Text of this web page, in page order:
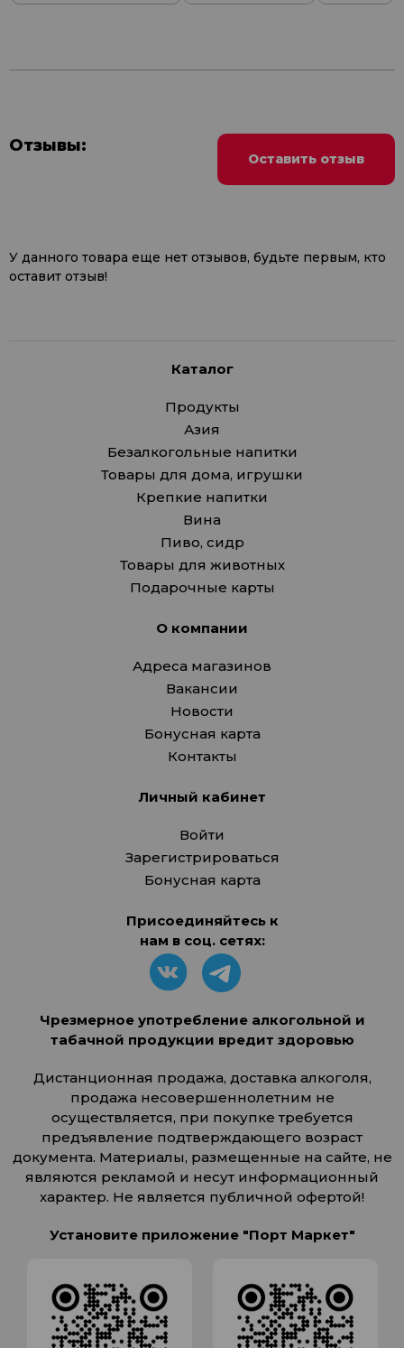
Отзывы:
Оставить отзыв
У данного товара еще нет отзывов, будьте первым, кто
оставит отзыв!
Каталог
Продукты
Азия
Безалкогольные напитки
Товары для дома, игрушки
Крепкие напитки
Вина
Пиво, сидр
Товары для животных
Подарочные карты
О компании
Адреса магазинов
Вакансии
Новости
Бонусная карта
Контакты
Личный кабинет
Войти
Зарегистрироваться
Бонусная карта
Присоединяйтесь к
нам в соц. сетях:
Чрезмерное употребление алкогольной и
табачной продукции вредит здоровью
Дистанционная продажа, доставка алкоголя,
продажа несовершеннолетним не
осуществляется, при покупке требуется
предъявление подтверждающего возраст
документа. Материалы, размещенные на сайте, не
являются рекламой и несут информационный
характер. Не является публичной офертой!
Установите приложение "Порт Маркет"